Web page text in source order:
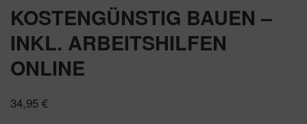
KOSTENGÜNSTIG BAUEN –
INKL. ARBEITSHILFEN
ONLINE
34,95 €